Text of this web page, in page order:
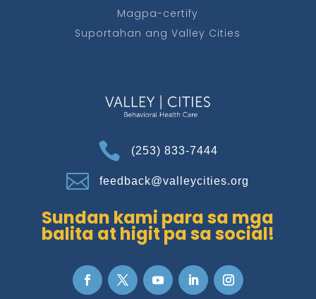
Magpa-certify
Suportahan ang Valley Cities
 (253) 833-7444
 feedback@valleycities.org
Sundan kami para sa mga
balita at higit pa sa social!